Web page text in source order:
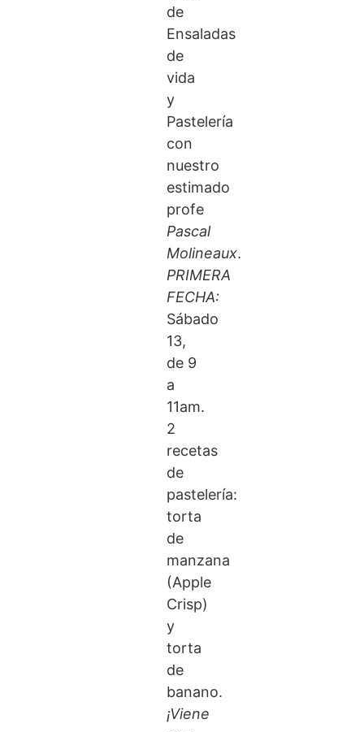
de
Ensaladas
de
vida
y
Pastelería
con
nuestro
estimado
profe
Pascal
Molineaux.
PRIMERA
FECHA:
Sábado
13,
de 9
a
11am.
2
recetas
de
pastelería:
torta
de
manzana
(Apple
Crisp)
y
torta
de
banano.
¡Viene